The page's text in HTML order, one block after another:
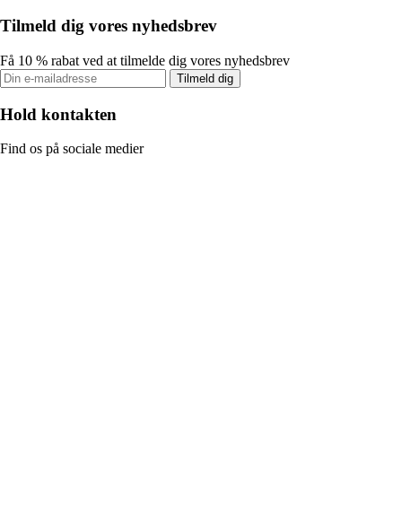
Tilmeld dig vores nyhedsbrev
Få 10 % rabat ved at tilmelde dig vores nyhedsbrev
Tilmeld dig
Hold kontakten
Find os på sociale medier